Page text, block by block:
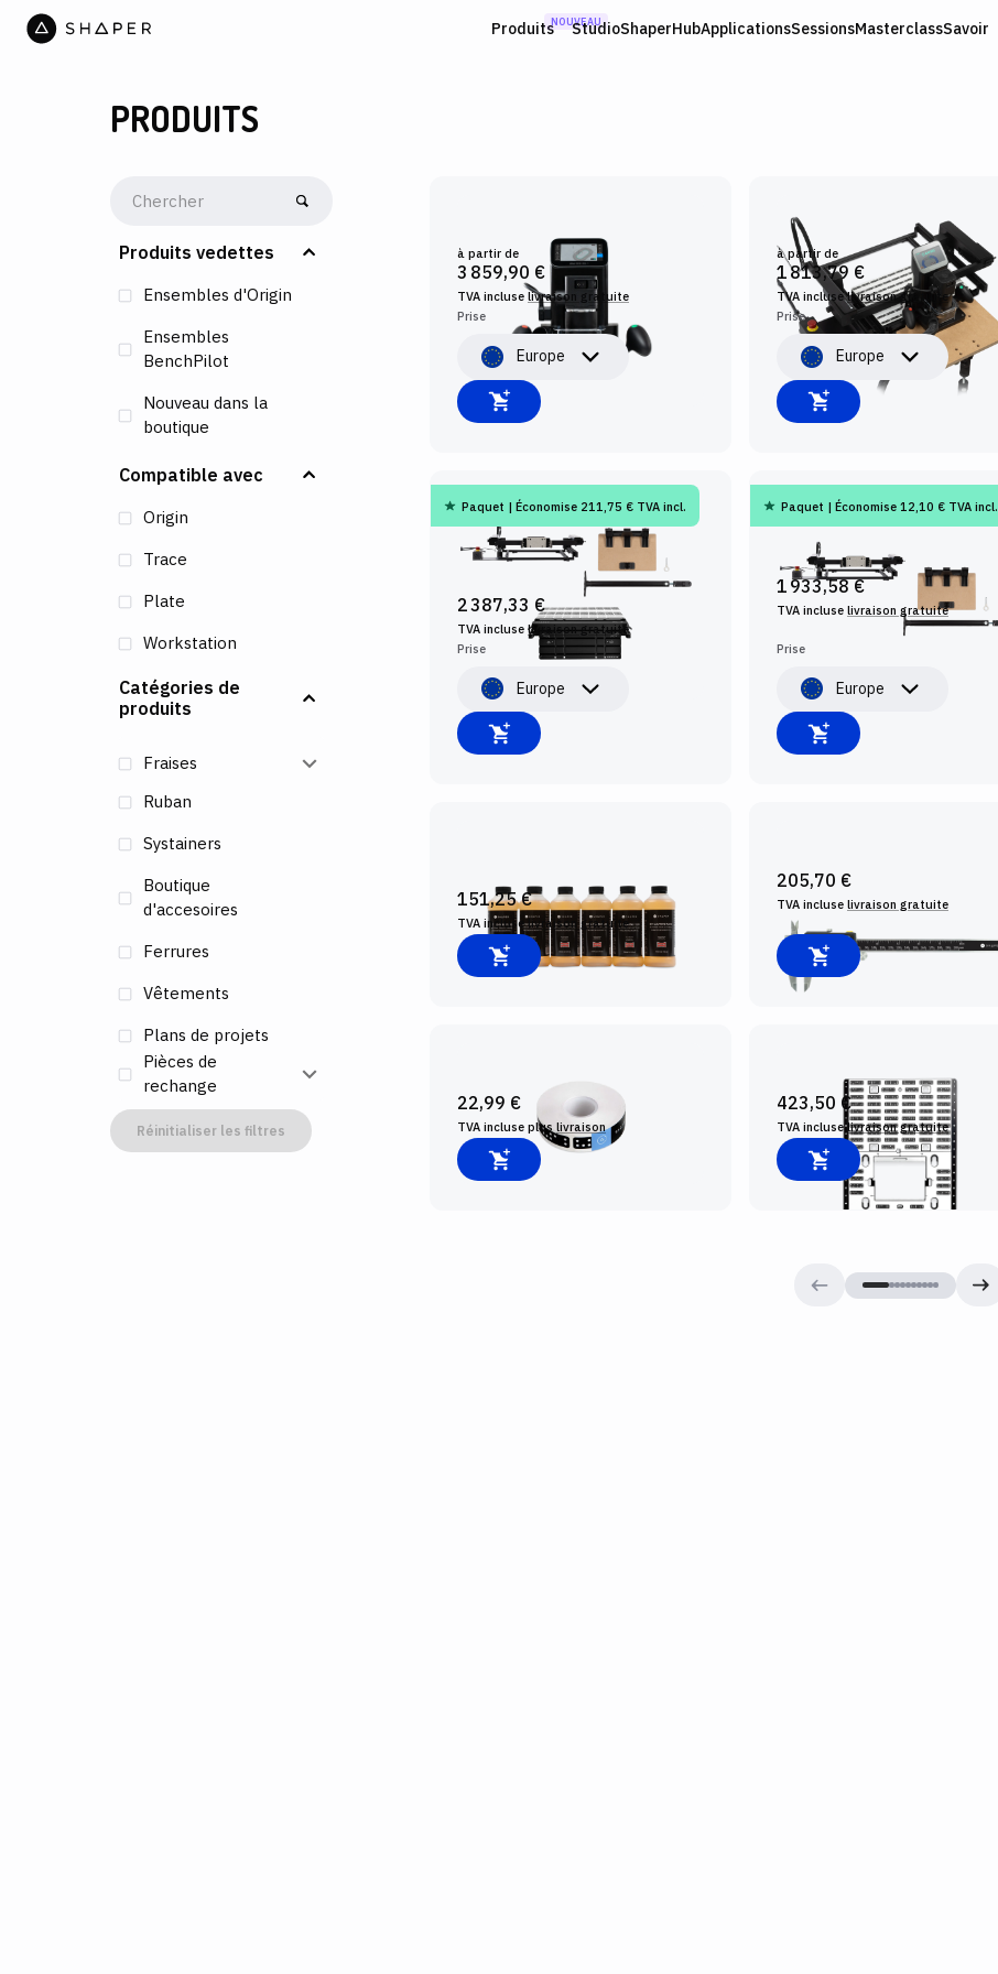
ProduitsNOUVEAU
StudioShaperHubApplicationsSessionsMasterclassSavoir
PRODUITS
Produits vedettes
Ensembles d'Origin
Ensembles
BenchPilot
Nouveau dans la
boutique
Compatible avec
Origin
Trace
Plate
Workstation
Catégories de
produits
Fraises
Ruban
Systainers
Boutique
d'accesoires
Ferrures
Vêtements
Plans de projets
Pièces de
rechange
Réinitialiser les filtres
à partir de
3 859,90 €
TVA incluse livraison gratuite
Prise
Europe
BENCHPILOT
à partir de
1 813,79 €
TVA incluselivraison gratuite
Prise
Europe
SHAPER BENCHPILOT +
WORKSTATION + KIT
D'AGRANDISSEMENT DE LA
2 387,33 €
TVA incluse livraison gratuite
Prise
Europe
Paquet | Économise 211,75 € TVA incl.
SHAPER BENCHPILOT + KIT
D'AGRANDISSEMENT DE LA
TABLETTE
1 933,58 €
TVA incluse livraison gratuite
Prise
Europe
Paquet | Économise 12,10 € TVA incl.
151,25 €
TVA incluselivraison gratuite
205,70 €
TVA incluse livraison gratuite
22,99 €
TVA incluse plus livraison
423,50 €
TVA incluselivraison gratuite